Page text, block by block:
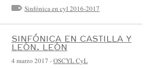
Sinfónica en cyl 2016-2017
SINFÓNICA EN CASTILLA Y
LEÓN. LEÓN
4 marzo 2017 -OSCYL CyL